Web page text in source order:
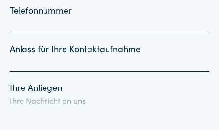
Telefonnummer
Anlass für Ihre Kontaktaufnahme
Ihre Anliegen